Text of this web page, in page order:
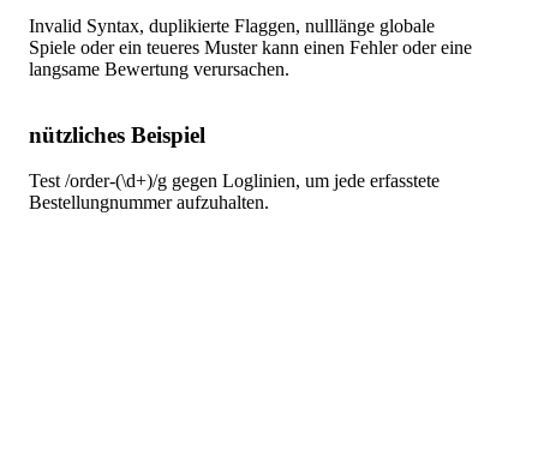
Invalid Syntax, duplikierte Flaggen, nulllänge globale
Spiele oder ein teueres Muster kann einen Fehler oder eine
langsame Bewertung verursachen.
nützliches Beispiel
Test /order-(\d+)/g gegen Loglinien, um jede erfasstete
Bestellungnummer aufzuhalten.